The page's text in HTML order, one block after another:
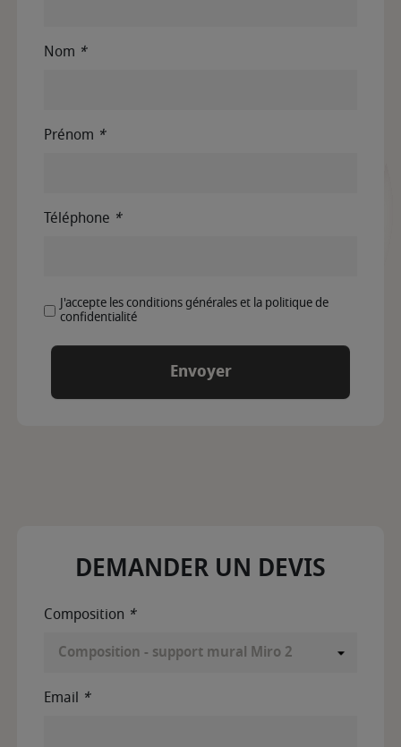
Nom *
Prénom *
Téléphone *
J'accepte les conditions générales et la politique de
confidentialité
DEMANDER UN DEVIS
Composition *
Email *